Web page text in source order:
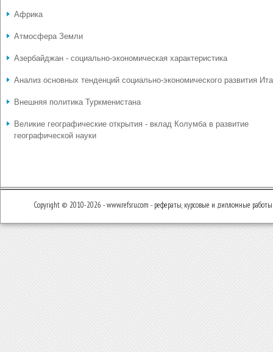
Африка
Атмосфера Земли
Азербайджан - социально-экономическая характеристика
Анализ основных тенденций социально-экономического развития
Внешняя политика Туркменистана
Великие географические открытия - вклад Колумба в развитие
географической науки
Copyright © 2010-2026 - www.refsru.com - рефераты, курсовые и дипломные работы